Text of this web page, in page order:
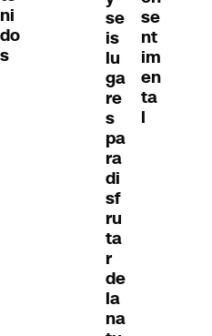
ni
do
s
se
is
lu
ga
re
s
pa
ra
di
sf
ru
ta
r
de
la
na
se
nt
im
en
ta
l